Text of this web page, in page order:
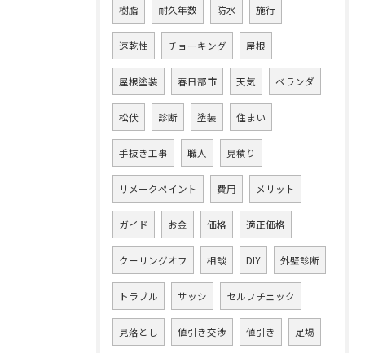
樹脂 耐久年数 防水 施行
速乾性 チョーキング 屋根
屋根塗装 春日部市 天気 ベランダ
松伏 診断 塗装 住まい
手抜き工事 職人 見積り
リメークペイント 費用 メリット
ガイド お金 価格 適正価格
クーリングオフ 相談 DIY 外壁診断
トラブル サッシ セルフチェック
見落とし 値引き交渉 値引き 足場